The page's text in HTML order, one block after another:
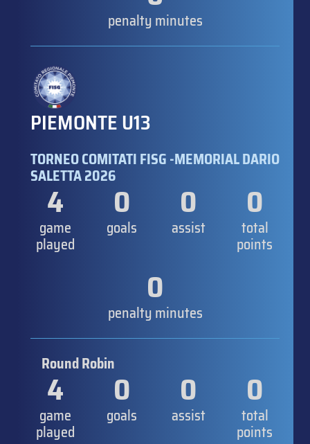
penalty minutes
PIEMONTE U13
TORNEO COMITATI FISG -MEMORIAL DARIO
SALETTA 2026
4
game
played
0
goals
0
assist
0
total
points
0
penalty minutes
Round Robin
4
game
played
0
goals
0
assist
0
total
points